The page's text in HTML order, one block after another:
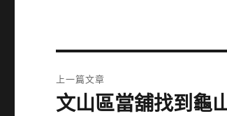
章
上一篇文章
上
文山區當舖找到龜